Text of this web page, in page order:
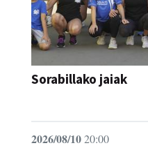
Sorabillako jaiak
2026/08/1020:00